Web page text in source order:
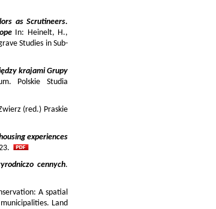
as Scrutineers.
In: Heinelt, H.,
Studies in Sub-
krajami Grupy
Polskie Studia
(red.) Praskie
experiences
cennych.
A spatial
Land